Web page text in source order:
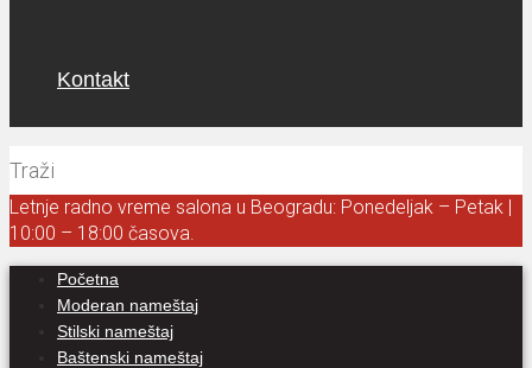
Kontakt
Letnje radno vreme salona u Beogradu: Ponedeljak – Petak |
10:00 – 18:00 časova.
Početna
Moderan nameštaj
Stilski nameštaj
Baštenski nameštaj